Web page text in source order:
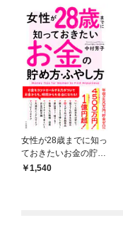
女性が28歳までに知っ
ておきたいお金の貯め
方・ふやし方
1,540